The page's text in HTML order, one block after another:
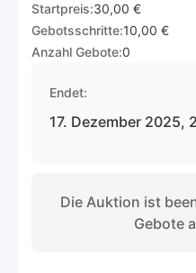
Startpreis:30,00 €
Gebotsschritte:10,00 €
Anzahl Gebote:0
Endet:
17. Dezember 2025,
Die Auktion ist
Gebote